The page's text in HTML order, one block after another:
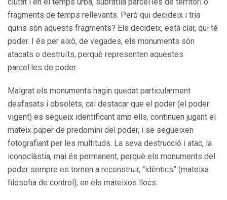
fragments de temps rellevants. Però qui decideix i tria
quins són aquests fragments? Els decideix, està clar, qui té
poder. I és per això, de vegades, els monuments són
atacats o destruïts, perquè representen aquestes
parcel·les de poder.
Malgrat els monuments hagin quedat particularment
desfasats i obsolets, cal destacar que el poder (el poder
vigent) es segueix identificant amb ells, continuen jugant el
mateix paper de predomini del poder, i se segueixen
fotografiant per les multituds. La seva destrucció i atac, la
iconoclàstia, mai és permanent, perquè els monuments del
poder sempre es tornen a reconstruir, “idèntics” (mateixa
filosofia de control), en els mateixos llocs.